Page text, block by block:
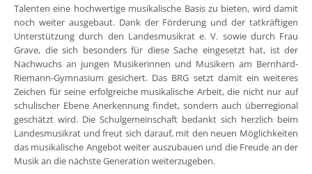
Talenten eine hochwertige musikalische Basis zu bieten, wird damit
noch weiter ausgebaut. Dank der Förderung und der tatkräftigen
Unterstützung durch den Landesmusikrat e. V. sowie durch Frau
Grave, die sich besonders für diese Sache eingesetzt hat, ist der
Nachwuchs an jungen Musikerinnen und Musikern am Bernhard-
Riemann-Gymnasium gesichert. Das BRG setzt damit ein weiteres
Zeichen für seine erfolgreiche musikalische Arbeit, die nicht nur auf
schulischer Ebene Anerkennung findet, sondern auch überregional
geschätzt wird. Die Schulgemeinschaft bedankt sich herzlich beim
Landesmusikrat und freut sich darauf, mit den neuen Möglichkeiten
das musikalische Angebot weiter auszubauen und die Freude an der
Musik an die nächste Generation weiterzugeben.